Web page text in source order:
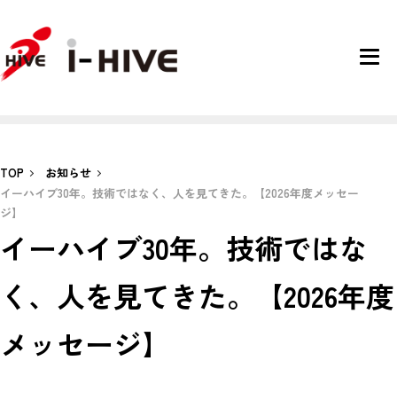
TOP
お知らせ
イーハイブ30年。技術ではなく、人を見てきた。【2026年度メッセー
ジ】
イーハイブ30年。技術ではな
く、人を見てきた。【2026年度
メッセージ】